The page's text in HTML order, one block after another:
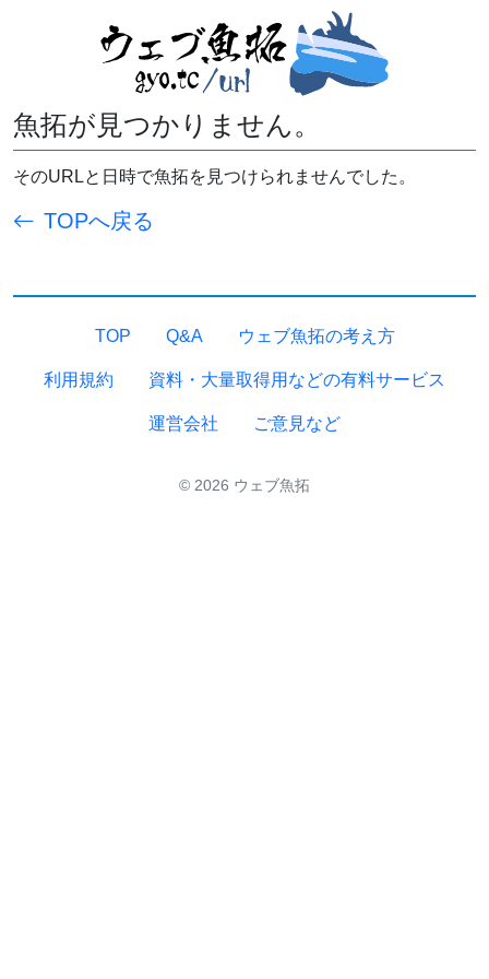
魚拓が見つかりません。
そのURLと日時で魚拓を見つけられませんでした。
TOPへ戻る
TOP Q&A ウェブ魚拓の考え方
利用規約 資料・大量取得用などの有料サービス
運営会社 ご意見など
© 2026 ウェブ魚拓